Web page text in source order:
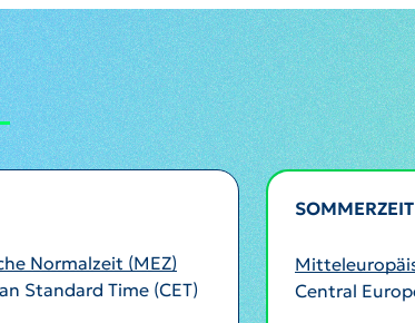
Normalzeit (MEZ)
Standard Time (CET)
SOMMERZEIT
Central